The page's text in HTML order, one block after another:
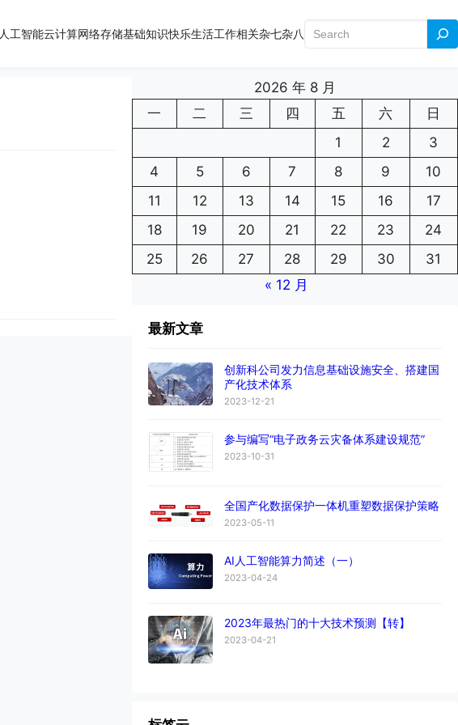
人工智能云计算网络存储基础知识快乐生活工作相关杂七杂八
搜
2026 年 8 月
一
二 三 四 五 六
日
1
2
3
4
5 6 7 8 9
10
11
12 13 14 15 16
17
18
19 20 21 22 23
24
25
26 27 28 29 30
31
« 12 月
最新文章
创新科公司发力信息基础设施安全、搭建国
产化技术体系
2023-12-21
参与编写“电子政务云灾备体系建设规范”
2023-10-31
全国产化数据保护一体机重塑数据保护策略
2023-05-11
AI人工智能算力简述（一）
2023-04-24
2023年最热门的十大技术预测【转】
2023-04-21